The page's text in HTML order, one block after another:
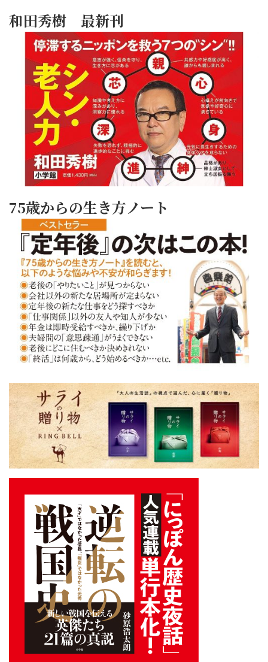
和田秀樹 最新刊
75歳からの生き方ノート